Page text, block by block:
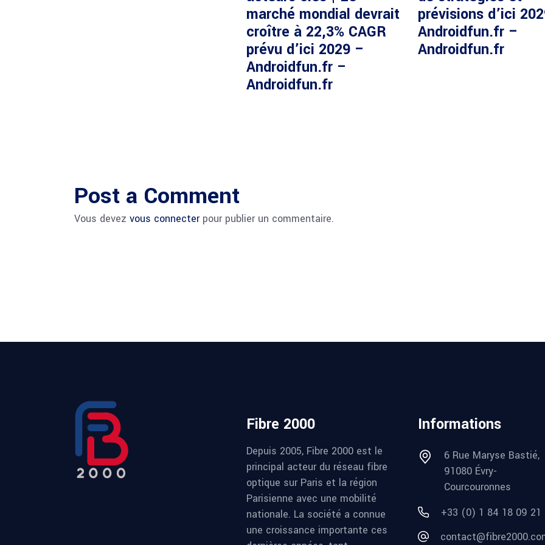
marché mondial devrait
croître à 22,3% CAGR
prévu d’ici 2029 –
Androidfun.fr –
Androidfun.fr
prévisions d’ici
Androidfun.fr –
Androidfun.fr
Post a Comment
Vous devez vous connecterpour publier un commentaire.
Fibre 2000
Depuis 2005, Fibre 2000 est le
principal acteur du réseau fibre
optique sur Paris et la région
Parisienne avec une mobilité
nationale. La société a connue
une croissance importante ces
Informations
6 Rue Maryse Bastié,
91080 Évry-
Courcouronnes
+33 (0) 1 84 18 09 21